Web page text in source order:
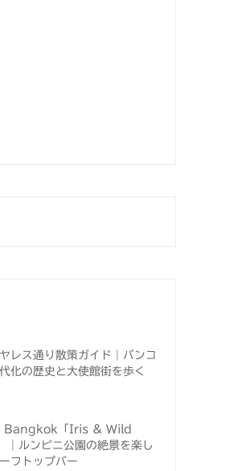
レス通り散策ガイド｜バンコ
化の歴史と大使館街を歩く
Bangkok「Iris & Wild
｜ルンピニ公園の絶景を楽し
フトップバー